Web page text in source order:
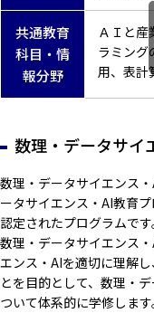
共通教育
科目・情
報分野
ＡＩと
ラミング
用、表計
数理・データサイ
数理・データサイエンス
ータサイエンス・AI教育
認定されたプログラムです
数理・データサイエンス
エンス・AIを適切に理解
とを目的として、数理・
ついて体系的に学修します